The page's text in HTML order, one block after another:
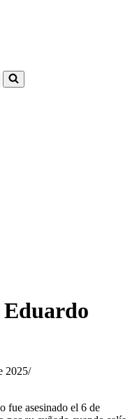
2025
fue asesinado el 6 de